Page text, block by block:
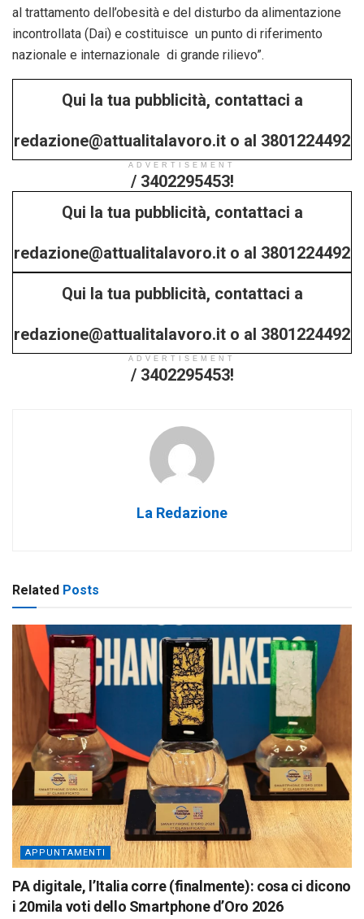
al trattamento dell’obesità e del disturbo da alimentazione
incontrollata (Dai) e costituisce un punto di riferimento
nazionale e internazionale di grande rilievo”.
Qui la tua pubblicità, contattaci a
redazione@attualitalavoro.it o al 3801224492
/ 3402295453!
ADVERTISEMENT
Qui la tua pubblicità, contattaci a
redazione@attualitalavoro.it o al 3801224492
/ 3402295453!
Qui la tua pubblicità, contattaci a
redazione@attualitalavoro.it o al 3801224492
/ 3402295453!
ADVERTISEMENT
La Redazione
Related Posts
APPUNTAMENTI
PA digitale, l’Italia corre (finalmente): cosa ci dicono
i 20mila voti dello Smartphone d’Oro 2026